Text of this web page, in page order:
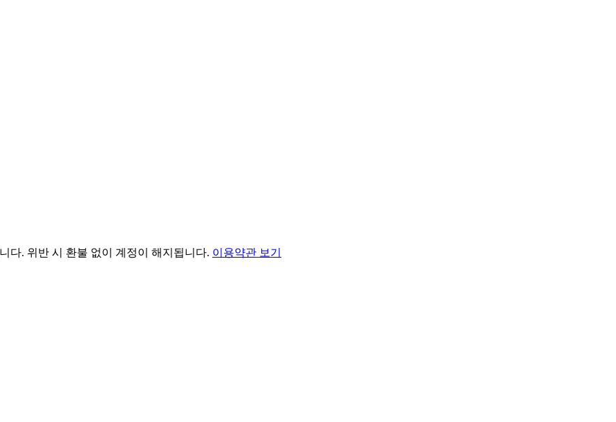
다. 위반 시 환불 없이 계정이 해지됩니다. 이용약관 보기